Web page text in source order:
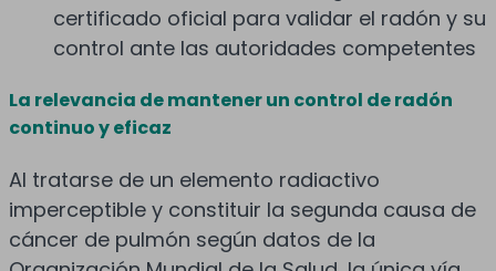
certificado oficial para validar el radón y su
control ante las autoridades competentes
La relevancia de mantener un control de radón
continuo y eficaz
Al tratarse de un elemento radiactivo
imperceptible y constituir la segunda causa de
cáncer de pulmón según datos de la